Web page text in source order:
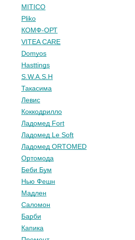
MITICO
Pliko
КОМФ-ОРТ
VITEA CARE
Domyos
Hasttings
S.W.A.S.H
Такасима
Левис
Коккодрилло
Ладомед Fort
Ладомед Le Soft
Ладомед ORTOMED
Ортомода
Беби Бум
Нью Фешн
Мадлен
Саломон
Барби
Капика